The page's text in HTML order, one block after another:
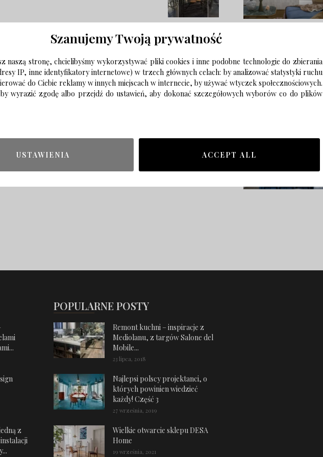
z
POPULARNE POSTY
Remont kuchni – inspiracje z
Mediolanu, z targów Salone del
Mobile...
23 lipca, 2018
Najlepsi polscy projektanci, o
których powinien wiedzieć
każdy! Część 3
27 września, 2019
Wielkie otwarcie sklepu DESA
Home
19 września, 2021
Szanujemy Twoją prywatność
naszą stronę, chcielibyśmy wykorzystywać pliki cookies i inne podobne technologie do zbierania
IP, inne identyfikatory internetowe) w trzech głównych celach: by analizować statystyki ruchu
do Ciebie reklamy w innych miejscach w internecie, by używać wtyczek społecznościowych.
wyrazić zgodę albo przejdź do ustawień, aby dokonać szczegółowych wyborów co do plików
USTAWIENIA ACCEPT ALL